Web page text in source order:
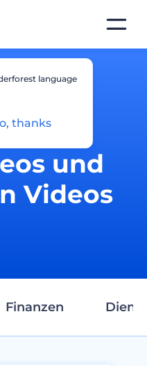
von
und
Videos
Finanzen
language
thanks